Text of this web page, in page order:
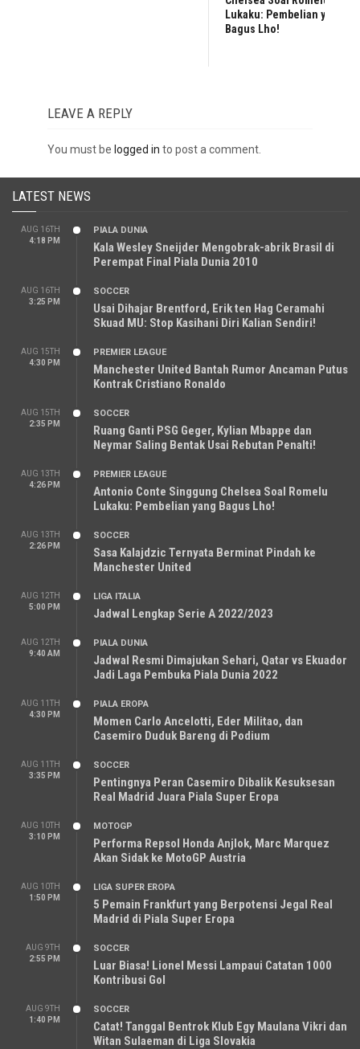
Lukaku: Pembelian yang
Bagus Lho!
LEAVE A REPLY
You must be logged in to post a comment.
LATEST NEWS
AUG 16TH
4:18 PM
PIALA DUNIA
Kala Wesley Sneijder Mengobrak-abrik Brasil di
Perempat Final Piala Dunia 2010
AUG 16TH
3:25 PM
SOCCER
Usai Dihajar Brentford, Erik ten Hag Ceramahi
Skuad MU: Stop Kasihani Diri Kalian Sendiri!
AUG 15TH
4:30 PM
PREMIER LEAGUE
Manchester United Bantah Rumor Ancaman Putus
Kontrak Cristiano Ronaldo
AUG 15TH
2:35 PM
SOCCER
Ruang Ganti PSG Geger, Kylian Mbappe dan
Neymar Saling Bentak Usai Rebutan Penalti!
AUG 13TH
4:26 PM
PREMIER LEAGUE
Antonio Conte Singgung Chelsea Soal Romelu
Lukaku: Pembelian yang Bagus Lho!
AUG 13TH
2:26 PM
SOCCER
Sasa Kalajdzic Ternyata Berminat Pindah ke
Manchester United
AUG 12TH
5:00 PM
LIGA ITALIA
Jadwal Lengkap Serie A 2022/2023
AUG 12TH
9:40 AM
PIALA DUNIA
Jadwal Resmi Dimajukan Sehari, Qatar vs Ekuador
Jadi Laga Pembuka Piala Dunia 2022
AUG 11TH
4:30 PM
PIALA EROPA
Momen Carlo Ancelotti, Eder Militao, dan
Casemiro Duduk Bareng di Podium
AUG 11TH
3:35 PM
SOCCER
Pentingnya Peran Casemiro Dibalik Kesuksesan
Real Madrid Juara Piala Super Eropa
AUG 10TH
3:10 PM
MOTOGP
Performa Repsol Honda Anjlok, Marc Marquez
Akan Sidak ke MotoGP Austria
AUG 10TH
1:50 PM
LIGA SUPER EROPA
5 Pemain Frankfurt yang Berpotensi Jegal Real
Madrid di Piala Super Eropa
AUG 9TH
2:55 PM
SOCCER
Luar Biasa! Lionel Messi Lampaui Catatan 1000
Kontribusi Gol
AUG 9TH
1:40 PM
SOCCER
Catat! Tanggal Bentrok Klub Egy Maulana Vikri dan
Witan Sulaeman di Liga Slovakia